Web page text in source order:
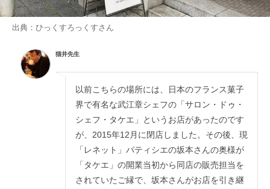
出典： ひっくすろっくすさん
猫井先生
以前こちらの場所には、日本のフランス菓子
界で有名な武江章シェフの「サロン・ドゥ・
シェフ・タケエ」というお店があったのです
が、2015年12月に閉店しました。その後、現
「レネット」パティシエの坂本さんの奥様が
「タケエ」の開業当初から同店の販売担当を
されていたご縁で、坂本さんがお店を引き継